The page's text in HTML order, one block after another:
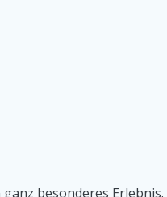
besonderes